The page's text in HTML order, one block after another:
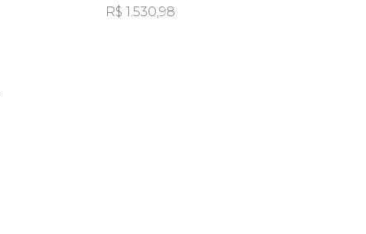
R$ 1.530,98